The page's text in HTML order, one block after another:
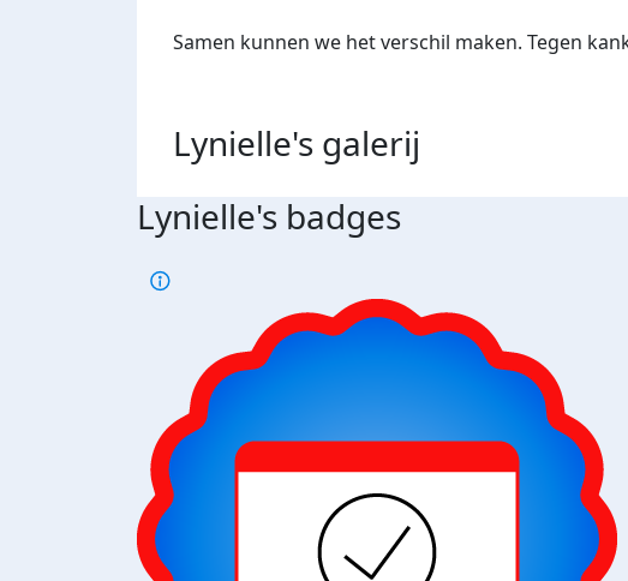
Samen kunnen we het verschil maken. Tegen
Lynielle's galerij
Lynielle's badges